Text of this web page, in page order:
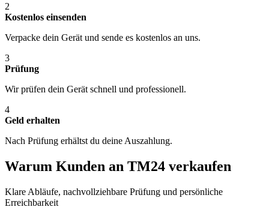
2
Kostenlos einsenden
Verpacke dein Gerät und sende es kostenlos an uns.
3
Prüfung
Wir prüfen dein Gerät schnell und professionell.
4
Geld erhalten
Nach Prüfung erhältst du deine Auszahlung.
Warum Kunden an TM24 verkaufen
Klare Abläufe, nachvollziehbare Prüfung und persönliche
Erreichbarkeit